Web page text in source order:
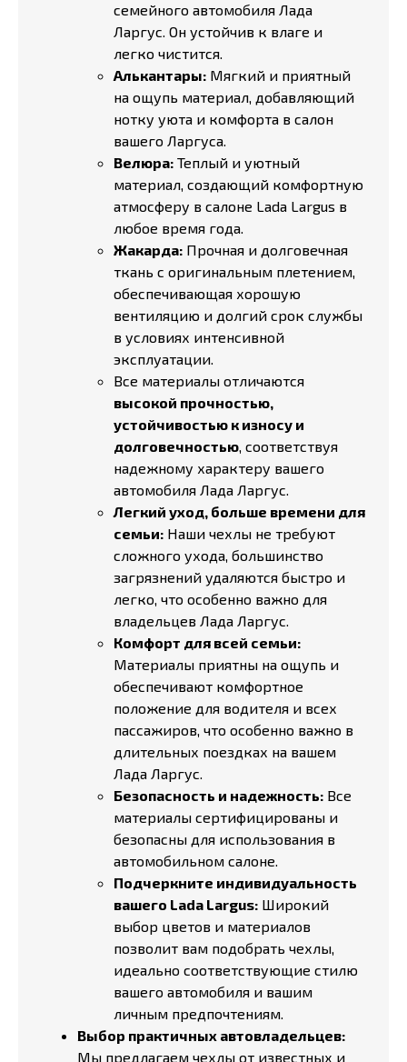
семейного автомобиля Лада
Ларгус. Он устойчив к влаге и
легко чистится.
Алькантары: Мягкий и приятный
на ощупь материал, добавляющий
нотку уюта и комфорта в салон
вашего Ларгуса.
Велюра: Теплый и уютный
материал, создающий комфортную
атмосферу в салоне Lada Largus в
любое время года.
Жакарда: Прочная и долговечная
ткань с оригинальным плетением,
обеспечивающая хорошую
вентиляцию и долгий срок службы
в условиях интенсивной
эксплуатации.
Все материалы отличаются
высокой прочностью,
устойчивостью к износу и
долговечностью, соответствуя
надежному характеру вашего
автомобиля Лада Ларгус.
Легкий уход, больше времени для
семьи: Наши чехлы не требуют
сложного ухода, большинство
загрязнений удаляются быстро и
легко, что особенно важно для
владельцев Лада Ларгус.
Комфорт для всей семьи:
Материалы приятны на ощупь и
обеспечивают комфортное
положение для водителя и всех
пассажиров, что особенно важно в
длительных поездках на вашем
Лада Ларгус.
Безопасность и надежность: Все
материалы сертифицированы и
безопасны для использования в
автомобильном салоне.
Подчеркните индивидуальность
вашего Lada Largus: Широкий
выбор цветов и материалов
позволит вам подобрать чехлы,
идеально соответствующие стилю
вашего автомобиля и вашим
личным предпочтениям.
Выбор практичных автовладельцев:
Мы предлагаем чехлы от известных и